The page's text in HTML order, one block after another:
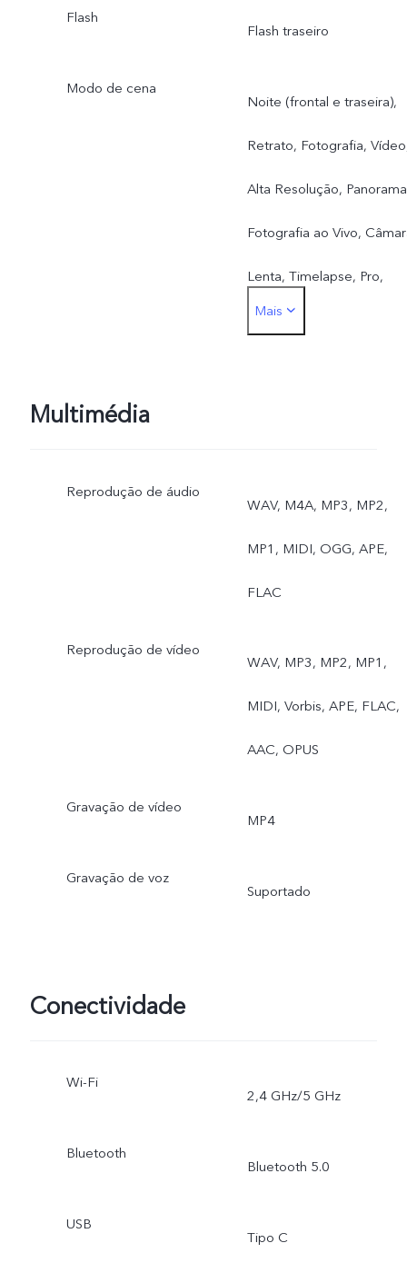
Flash
Flash traseiro
Modo de cena
Noite (frontal e traseira),
Retrato, Fotografia,
Alta Resolução,
Fotografia ao Vivo,
Lenta, Timelapse, Pro,
Docs, Dupla exposição
Mais
Multimédia
Reprodução de áudio
WAV, M4A, MP3, MP2,
MP1, MIDI, OGG, APE,
FLAC
Reprodução de vídeo
WAV, MP3, MP2, MP1,
MIDI, Vorbis, APE, FLAC,
AAC, OPUS
Gravação de vídeo
MP4
Gravação de voz
Suportado
Conectividade
Wi-Fi
2,4 GHz/5 GHz
Bluetooth
Bluetooth 5.0
USB
Tipo C